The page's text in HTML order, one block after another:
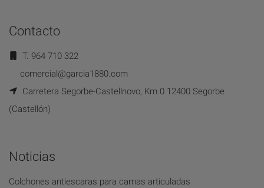
Contacto
T. 964 710 322
comercial@garcia1880.com
Carretera Segorbe-Castellnovo, Km.0 12400 Segorbe
(Castellón)
Noticias
Colchones antiescaras para camas articuladas